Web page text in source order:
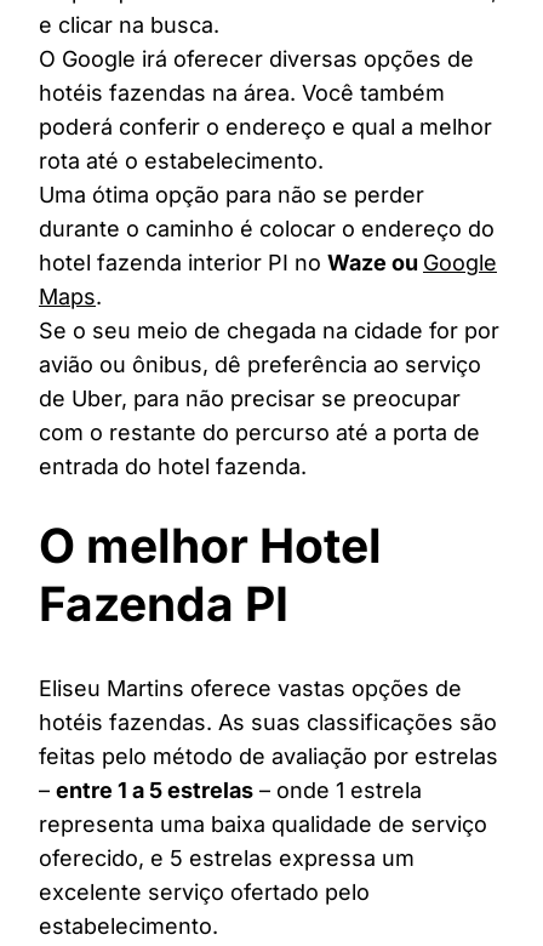
e clicar na busca.
O Google irá oferecer diversas opções de
hotéis fazendas na área. Você também
poderá conferir o endereço e qual a melhor
rota até o estabelecimento.
Uma ótima opção para não se perder
durante o caminho é colocar o endereço do
hotel fazenda interior PI no Waze ou Google
Maps.
Se o seu meio de chegada na cidade for por
avião ou ônibus, dê preferência ao serviço
de Uber, para não precisar se preocupar
com o restante do percurso até a porta de
entrada do hotel fazenda.
O melhor Hotel
Fazenda PI
Eliseu Martins oferece vastas opções de
hotéis fazendas. As suas classificações são
feitas pelo método de avaliação por estrelas
– entre 1 a 5 estrelas – onde 1 estrela
representa uma baixa qualidade de serviço
oferecido, e 5 estrelas expressa um
excelente serviço ofertado pelo
estabelecimento.